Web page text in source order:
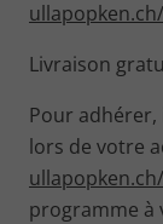
Livraison
Pour
lors de votre
programme à